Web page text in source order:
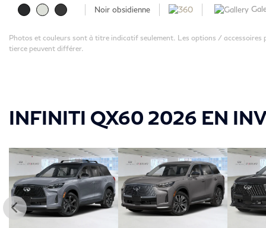
Noir obsidienne
Photos et couleurs sont à titre indicatif seulement. Les options / accessoires
tierce peuvent différer.
INFINITI QX60 2026 EN